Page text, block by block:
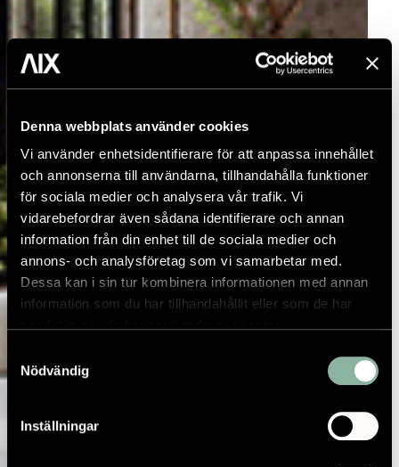
Denna webbplats använder cookies
Vi använder enhetsidentifierare för att anpassa innehållet
och annonserna till användarna, tillhandahålla funktioner
för sociala medier och analysera vår trafik. Vi
vidarebefordrar även sådana identifierare och annan
information från din enhet till de sociala medier och
annons- och analysföretag som vi samarbetar med.
Dessa kan i sin tur kombinera informationen med annan
information som du har tillhandahållit eller som de har
Nödvändig
Inställningar